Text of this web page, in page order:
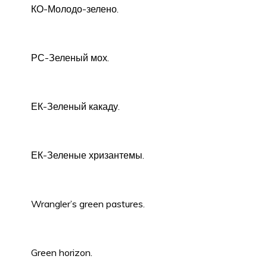
КО-Молодо-зелено.
РС-Зеленый мох.
ЕК-Зеленый какаду.
ЕК-Зеленые хризантемы.
Wrangler’s green pastures.
Green horizon.